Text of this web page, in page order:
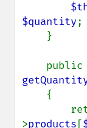
$quantity;
>products [